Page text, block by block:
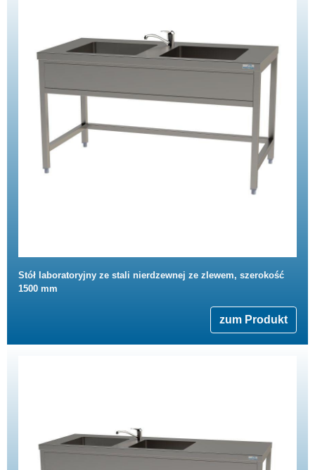
Stół laboratoryjny ze stali nierdzewnej ze zlewem, szerokość
1500 mm
zum Produkt